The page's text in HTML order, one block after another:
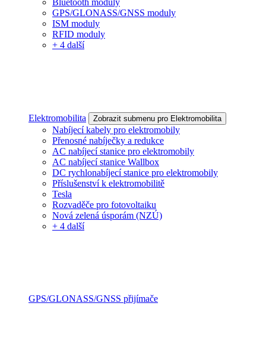
Bluetooth moduly
GPS/GLONASS/GNSS moduly
ISM moduly
RFID moduly
+ 4 další
Elektromobilita Zobrazit submenu pro Elektromobilita
Nabíjecí kabely pro elektromobily
Přenosné nabíječky a redukce
AC nabíjecí stanice pro elektromobily
AC nabíjecí stanice Wallbox
DC rychlonabíjecí stanice pro elektromobily
Příslušenství k elektromobilitě
Tesla
Rozvaděče pro fotovoltaiku
Nová zelená úsporám (NZÚ)
+ 4 další
GPS/GLONASS/GNSS přijímače